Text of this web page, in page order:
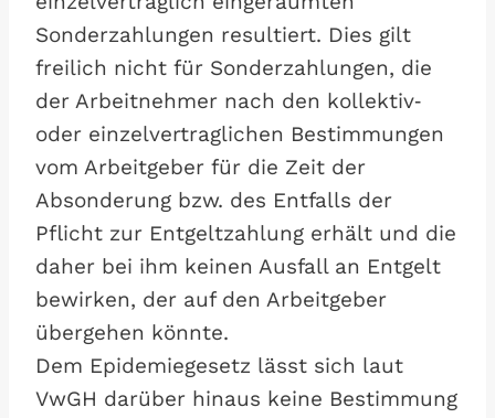
Sonderzahlungen resultiert. Dies gilt
freilich nicht für Sonderzahlungen, die
der Arbeitnehmer nach den kollektiv‑
oder einzelvertraglichen Bestimmungen
vom Arbeitgeber für die Zeit der
Absonderung bzw. des Entfalls der
Pflicht zur Entgeltzahlung erhält und die
daher bei ihm keinen Ausfall an Entgelt
bewirken, der auf den Arbeitgeber
übergehen könnte.
Dem Epidemiegesetz lässt sich laut
VwGH darüber hinaus keine Bestimmung